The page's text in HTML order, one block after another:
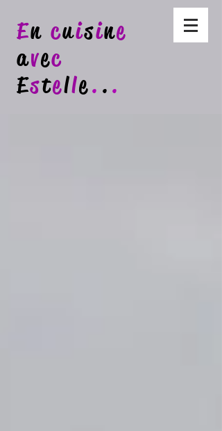
En cuisine
avec
Estelle. ..